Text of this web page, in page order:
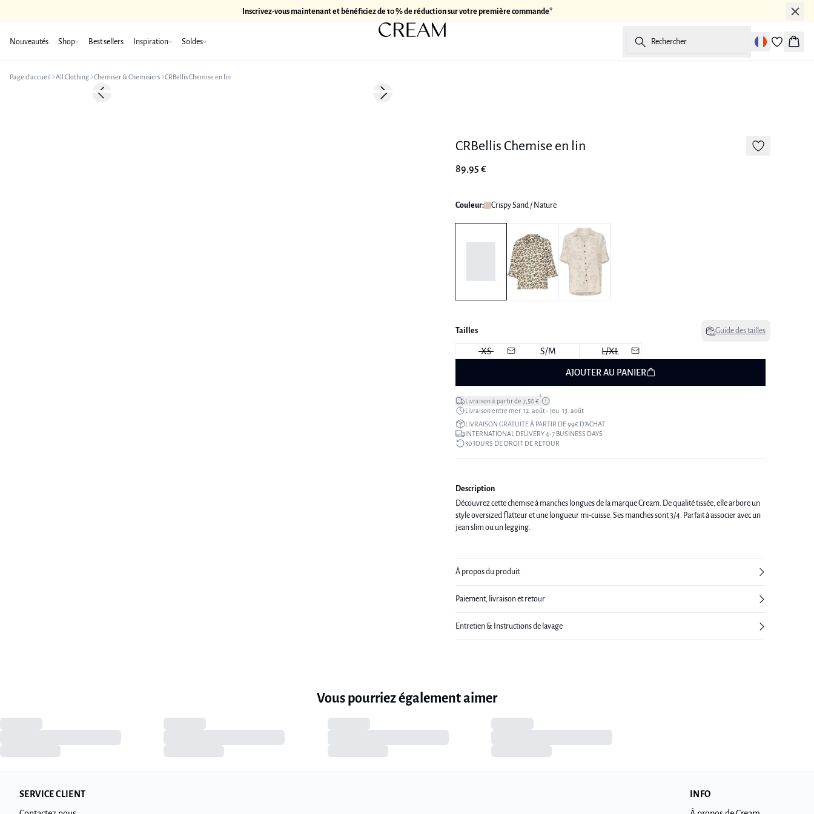
Inscrivez-vous maintenant et bénéficiez de 10 % de réduction sur votre première commande*
Nouveautés Shop Best sellers Inspiration Soldes Rechercher
Panier
Page d’accueil All Clothing Chemiser & Chemisiers CRBellis Chemise en lin
Previous slide Next slide
CRBellis Chemise en lin
89,95 €
Couleur: Crispy Sand / Nature
Tailles Guide des tailles
XS S/M L/XL
AJOUTER AU PANIER
Livraison à partir de 7,50 €*
Livraison entre mer. 12. août - jeu. 13. août
LIVRAISON GRATUITE À PARTIR DE 99€ D’ACHAT.
INTERNATIONAL DELIVERY 4-7 BUSINESS DAYS
30 JOURS DE DROIT DE RETOUR
Description
Découvrez cette chemise à manches longues de la marque Cream. De qualité tissée, elle arbore un
style oversized flatteur et une longueur mi-cuisse. Ses manches sont 3/4. Parfait à associer avec un
jean slim ou un legging.
À propos du produit
Paiement, livraison et retour
Entretien & Instructions de lavage
Vous pourriez également aimer
SERVICE CLIENT
INFO